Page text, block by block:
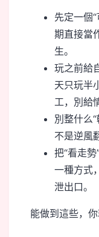
先定一個
期直接當
生。
玩之前給
天只玩半
工，別給
別整什么
不是逆風
把“看走
一種方式
泄出口。
能做到這些，